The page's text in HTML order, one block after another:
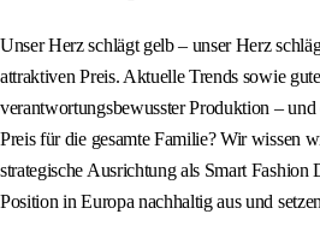
Unser Herz schlägt gelb – unser Herz
attraktiven Preis. Aktuelle Trends sowie
verantwortungsbewusster Produktion –
Preis für die gesamte Familie? Wir wissen
strategische Ausrichtung als Smart Fashion
Position in Europa nachhaltig aus und